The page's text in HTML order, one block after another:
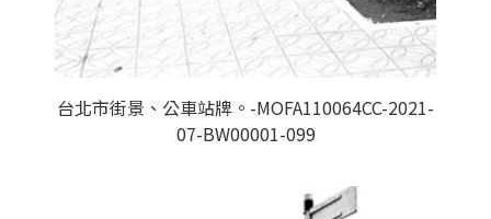
台北市街景、公車站牌。-MOFA110064CC-2021-
07-BW00001-099